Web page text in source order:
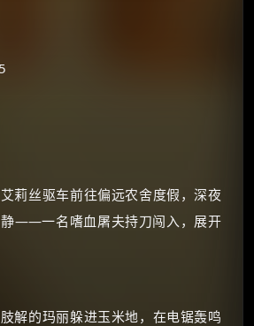
莉丝驱车前往偏远农舍度假，深夜
——一名嗜血屠夫持刀闯入，展开
解的玛丽躲进玉米地，在电锯轰鸣
各种会员，都可低价购买！
12个月送14天 最低75元！
前往【大淘客】领红包